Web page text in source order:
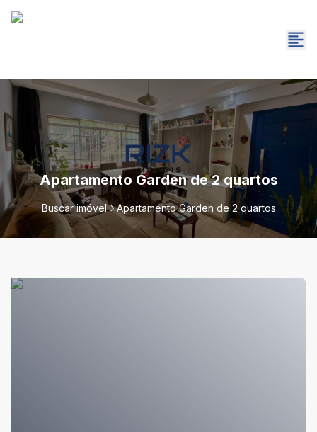
Apartamento Garden de 2 quartos
Buscar imóvel Apartamento Garden de 2 quartos